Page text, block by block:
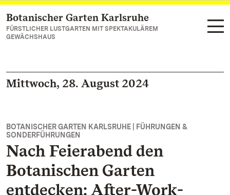
Zum Hauptinhalt springen
Botanischer Garten Karlsruhe
FÜRSTLICHER LUSTGARTEN MIT SPEKTAKULÄREM
GEWÄCHSHAUS
Mittwoch, 28. August 2024
BOTANISCHER GARTEN KARLSRUHE | FÜHRUNGEN &
SONDERFÜHRUNGEN
Nach Feierabend den
Botanischen Garten
entdecken: After-Work-